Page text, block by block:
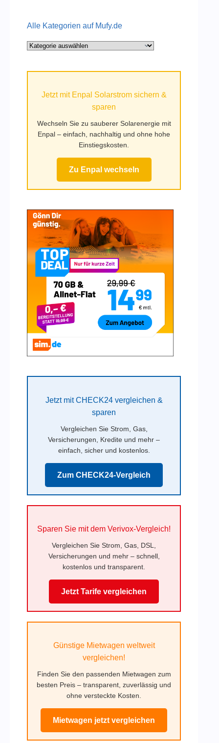
Alle Kategorien auf Mufy.de
Alle
Jetzt mit Enpal Solarstrom sichern &
sparen
Wechseln Sie zu sauberer Solarenergie mit
Enpal – einfach, nachhaltig und ohne hohe
Einstiegskosten.
Zu Enpal wechseln
Jetzt mit CHECK24 vergleichen &
sparen
Vergleichen Sie Strom, Gas,
Versicherungen, Kredite und mehr –
einfach, sicher und kostenlos.
Zum CHECK24-Vergleich
Sparen Sie mit dem Verivox-Vergleich!
Vergleichen Sie Strom, Gas, DSL,
Versicherungen und mehr – schnell,
kostenlos und transparent.
Jetzt Tarife vergleichen
Günstige Mietwagen weltweit
vergleichen!
Finden Sie den passenden Mietwagen zum
besten Preis – transparent, zuverlässig und
ohne versteckte Kosten.
Mietwagen jetzt vergleichen